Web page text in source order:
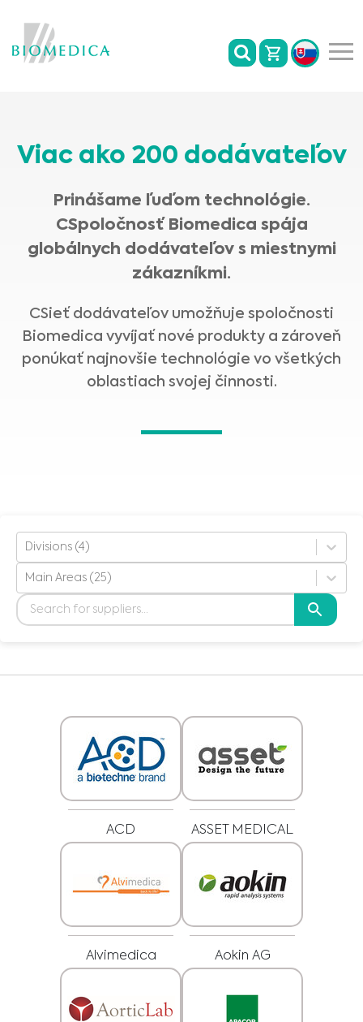
ZRIEKNUTIE SA ZODPOVEDNOSTI: TÁTO WEBOVÁ
STRÁNKA NEPOSKYTUJE LEKÁRSKE PORADENSTVO
Viac ako 200 dodávateľov
Prinášame ľuďom technológie.
CSpoločnosť Biomedica spája
globálnych dodávateľov s miestnymi
zákazníkmi.
CSieť dodávateľov umožňuje spoločnosti
Biomedica vyvíjať nové produkty a zároveň
ponúkať najnovšie technológie vo všetkých
oblastiach svojej činnosti.
Divisions (4)
Main Areas (25)
ACD ASSET MEDICAL
Alvimedica Aokin AG